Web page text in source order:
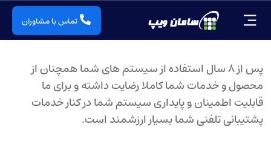
تماس با مشاوران
پس از 8 سال استفاده از سیستم های شما همچنان از
محصول و خدمات شما کاملا رضایت داشته و برای ما
قابلیت اطمینان و پایداری سیستم شما در کنار خدمات
پشتیبانی تلفنی شما بسیار ارزشمند است.